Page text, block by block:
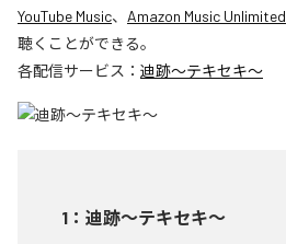
YouTube Music、 Amazon Music Unlimited
聴くことができる。
各配信サービス： 迪跡〜テキセキ〜
1 ： 迪跡〜テキセキ〜